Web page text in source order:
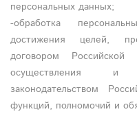
персональных данных;
-обработка
достижения целей,
договором
осуществления и
законодательством
функций, полномочий и